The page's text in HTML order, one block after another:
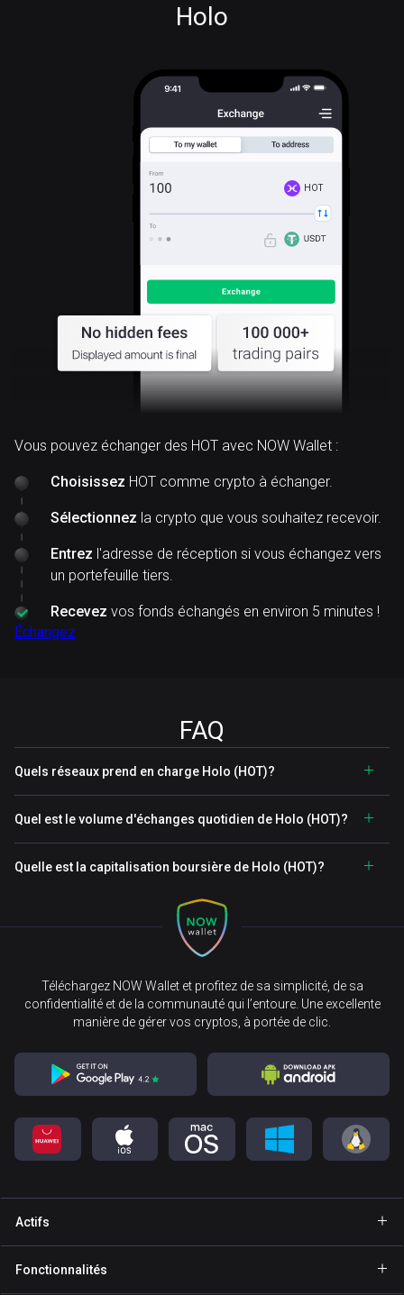
Holo
HOT
Vous pouvez échanger des HOT avec NOW Wallet :
Choisissez HOT comme crypto à échanger.
Sélectionnez la crypto que vous souhaitez recevoir.
Entrez l'adresse de réception si vous échangez vers
un portefeuille tiers.
Recevez vos fonds échangés en environ 5 minutes !
Échangez
FAQ
Quels réseaux prend en charge Holo (HOT)?
Quel est le volume d'échanges quotidien de Holo (HOT)?
Quelle est la capitalisation boursière de Holo (HOT)?
Téléchargez NOW Wallet et profitez de sa simplicité, de sa
confidentialité et de la communauté qui l’entoure. Une excellente
manière de gérer vos cryptos, à portée de clic.
Actifs
Fonctionnalités